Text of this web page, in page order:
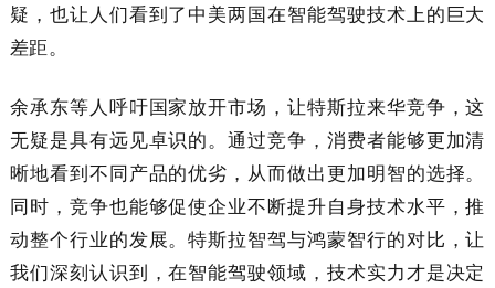
疑，也让人们看到了中美两国在智能驾驶技术上的巨大
差距。
余承东等人呼吁国家放开市场，让特斯拉来华竞争，这
无疑是具有远见卓识的。通过竞争，消费者能够更加清
晰地看到不同产品的优劣，从而做出更加明智的选择。
同时，竞争也能够促使企业不断提升自身技术水平，推
动整个行业的发展。特斯拉智驾与鸿蒙智行的对比，让
我们深刻认识到，在智能驾驶领域，技术实力才是决定